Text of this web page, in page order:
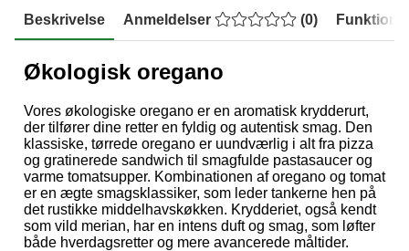
Beskrivelse Anmeldelser (0)
Økologisk oregano
Vores økologiske oregano er en aromatisk krydderurt,
der tilfører dine retter en fyldig og autentisk smag. Den
klassiske, tørrede oregano er uundværlig i alt fra pizza
og gratinerede sandwich til smagfulde pastasaucer og
varme tomatsupper. Kombinationen af oregano og tomat
er en ægte smagsklassiker, som leder tankerne hen på
det rustikke middelhavskøkken. Krydderiet, også kendt
som vild merian, har en intens duft og smag, som løfter
både hverdagsretter og mere avancerede måltider.